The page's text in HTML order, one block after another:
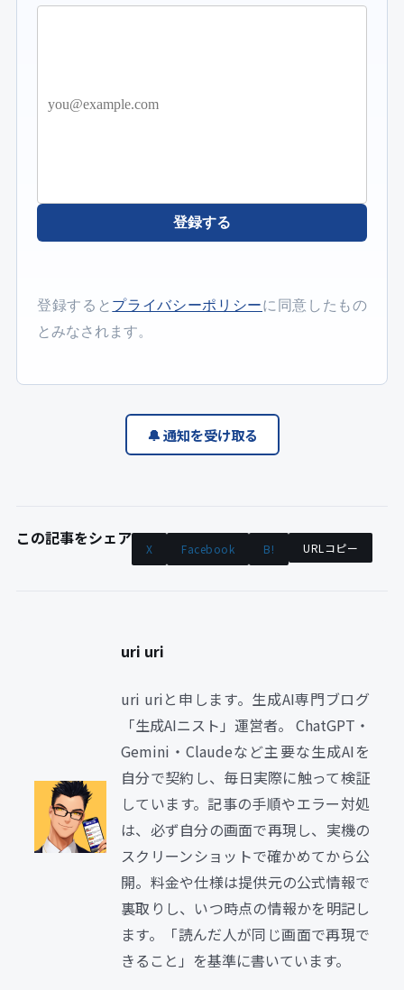
登録する
登録すると プライバシーポリシーに同意したもの
とみなされます。
🔔 通知を受け取る
この記事をシェア X Facebook B! URLコピー
uri uri
uri uriと申します。生成AI専門ブログ
「生成AIニスト」運営者。 ChatGPT・
Gemini・Claudeなど主要な生成AIを
自分で契約し、毎日実際に触って検証
しています。記事の手順やエラー対処
は、必ず自分の画面で再現し、実機の
スクリーンショットで確かめてから公
開。料金や仕様は提供元の公式情報で
裏取りし、いつ時点の情報かを明記し
ます。「読んだ人が同じ画面で再現で
きること」を基準に書いています。